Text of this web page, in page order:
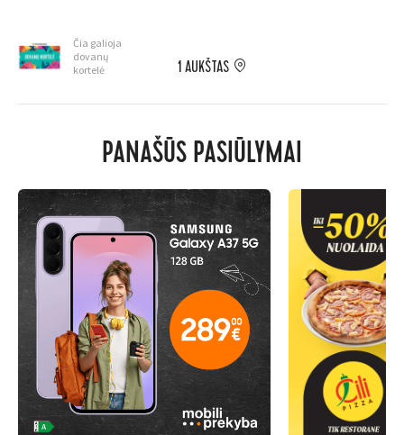
Čia galioja
dovanų
kortelė
1 AUKŠTAS
PANAŠŪS PASIŪLYMAI